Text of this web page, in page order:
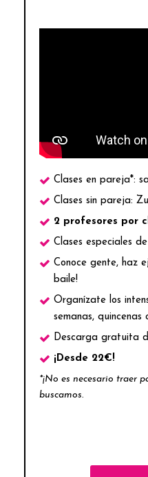
Clases en pareja*:
Clases sin pareja:
2 profesores por
Clases especiales de
Conoce gente, haz
baile!
Organízate los
semanas, quincenas
Descarga gratuita
¡Desde 22€!
*¡No es necesario traer
buscamos.